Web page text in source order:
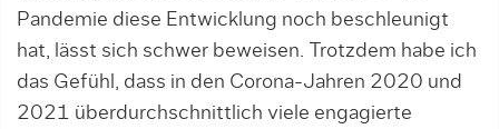
Pandemie diese Entwicklung noch beschleunigt
hat, lässt sich schwer beweisen. Trotzdem habe ich
das Gefühl, dass in den Corona-Jahren 2020 und
2021 überdurchschnittlich viele engagierte